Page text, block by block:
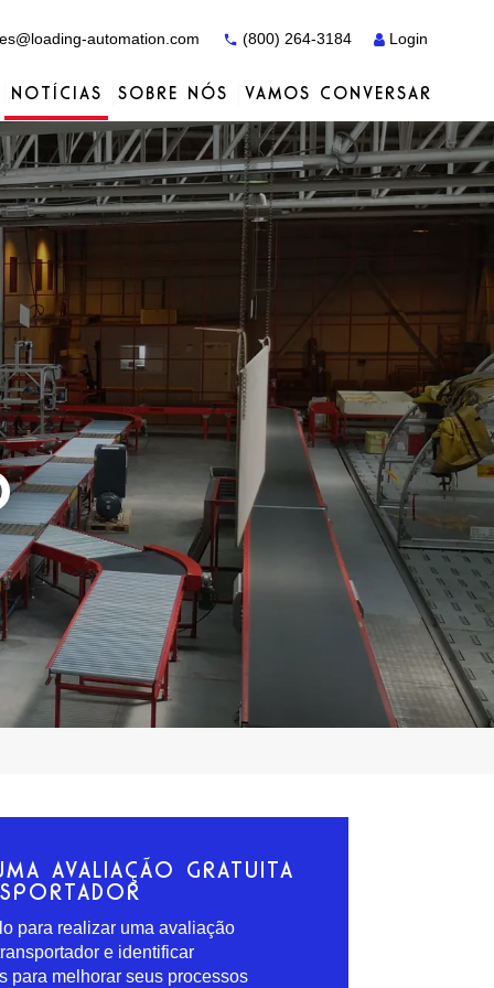
automation.com (800) 264-3184 Login
Estudos de caso Serviços
Estudos de caso Serviços
Serviços
NOTÍCIAS SOBRE NÓS
Distribuidores Actiw
VAMOS CONVERSAR
AVALIAÇÃO GRATUITA
para realizar uma avaliação
e identificar
para melhorar seus processos